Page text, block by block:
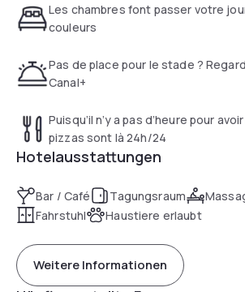
Les chambres font passer votre
couleurs
Pas de place pour le stade ?
Canal+
Puisqu’il n’y a pas d’heure pour
pizzas sont là 24h/24
Hotelausstattungen
Bar / Café Tagungsraum
Fahrstuhl
Haustiere erlaubt
Weitere Informationen